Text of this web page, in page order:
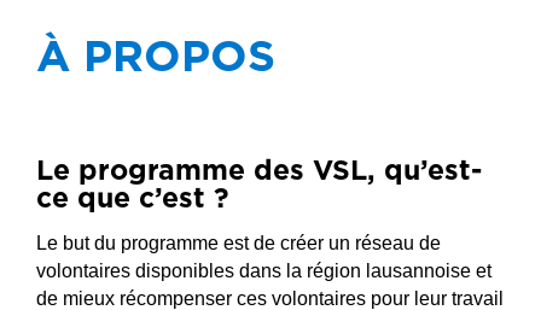
À PROPOS
Le programme des VSL, qu’est-
ce que c’est ?
Le but du programme est de créer un réseau de
volontaires disponibles dans la région lausannoise et
de mieux récompenser ces volontaires pour leur travail